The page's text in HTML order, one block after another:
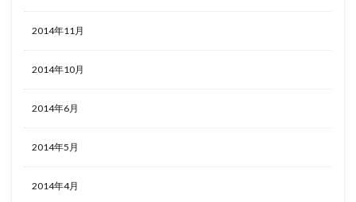
2014年11月
2014年10月
2014年6月
2014年5月
2014年4月